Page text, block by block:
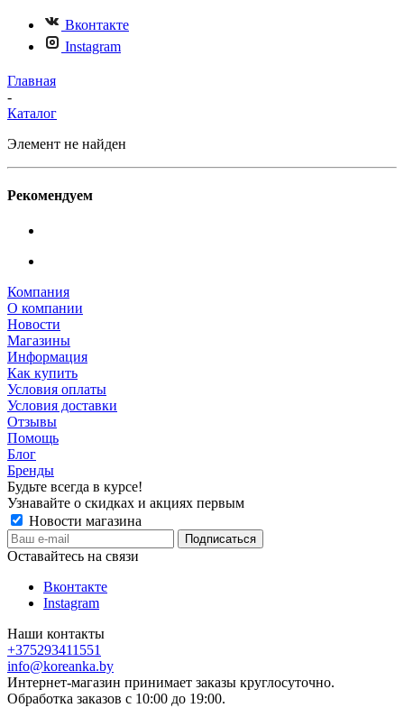
Вконтакте
Instagram
Главная
-
Каталог
Элемент не найден
Рекомендуем
Компания
О компании
Новости
Магазины
Информация
Как купить
Условия оплаты
Условия доставки
Отзывы
Помощь
Блог
Бренды
Будьте всегда в курсе!
Узнавайте о скидках и акциях первым
Новости магазина
Оставайтесь на связи
Вконтакте
Instagram
Наши контакты
+375293411551
info@koreanka.by
Интернет-магазин принимает заказы круглосуточно.
Обработка заказов с 10:00 до 19:00.